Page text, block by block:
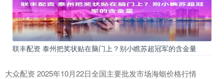
联丰配资 泰州把奖状贴在脑门上？别小瞧苏超冠军的含金量
大众配资 2025年10月22日全国主要批发市场海蛎价格行情